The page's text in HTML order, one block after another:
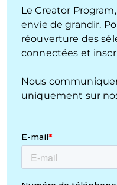
Le Creator
envie de grandir.
réouverture des
connectées et
Nous
uniquement sur